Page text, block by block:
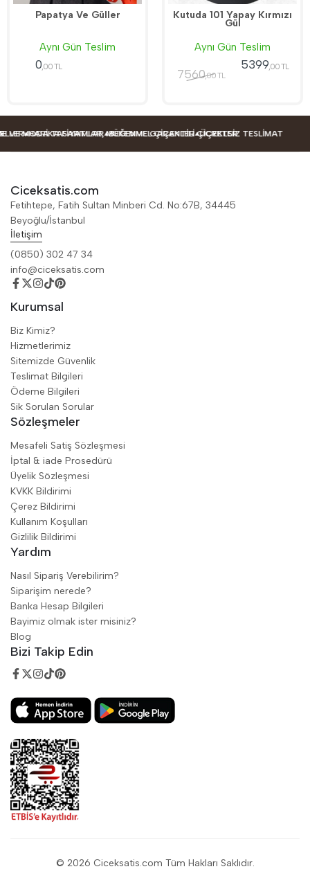
Papatya Ve Güller
Aynı Gün Teslim
0 ,00 TL
Kutuda 101 Yapay Kırmızı
Gül
Aynı Gün Teslim
7560,00 TL
5399,00 TL
HARIKA FIYATLAR, MÜKEMMEL ÇIÇEKLER ÜCRETSIZ TESLIMAT
MODA TASARIMLAR BEĞENME GARANTILI ÇIÇEKLER
Ciceksatis.com
Fetihtepe, Fatih Sultan Minberi Cd. No:67B, 34445
Beyoğlu/İstanbul
İletişim
(0850) 302 47 34
info@ciceksatis.com
Kurumsal
Biz Kimiz?
Hizmetlerimiz
Sitemizde Güvenlik
Teslimat Bilgileri
Ödeme Bilgileri
Sik Sorulan Sorular
Sözleşmeler
Mesafeli Satiş Sözleşmesi
İptal & iade Prosedürü
Üyelik Sözleşmesi
KVKK Bildirimi
Çerez Bildirimi
Kullanım Koşulları
Gizlilik Bildirimi
Yardım
Nasıl Sipariş Verebilirim?
Siparişim nerede?
Banka Hesap Bilgileri
Bayimiz olmak ister misiniz?
Blog
Bizi Takip Edin
© 2026 Ciceksatis.com Tüm Hakları Saklıdır.